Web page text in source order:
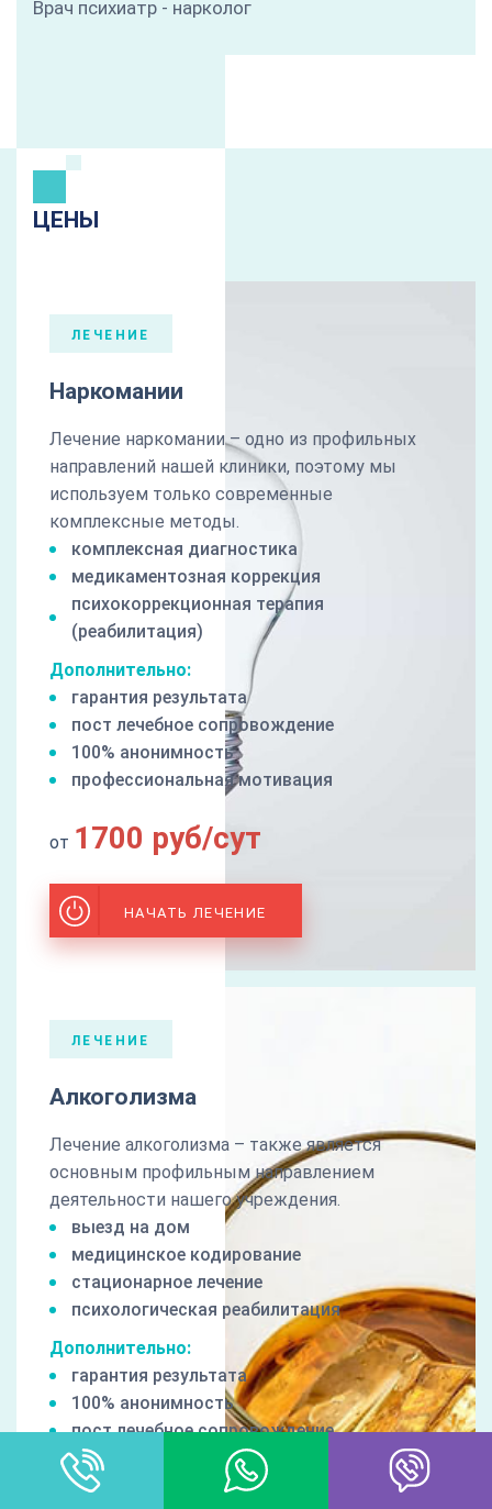
Врач психиатр - нарколог
ЦЕНЫ
ЛЕЧЕНИЕ
Наркомании
Лечение наркомании – одно из профильных
направлений нашей клиники, поэтому мы
используем только современные
комплексные методы.
комплексная диагностика
медикаментозная коррекция
психокоррекционная терапия
(реабилитация)
Дополнительно:
гарантия результата
пост лечебное сопровождение
100% анонимность
профессиональная мотивация
от 1700 руб/сут
НАЧАТЬ ЛЕЧЕНИЕ
ЛЕЧЕНИЕ
Алкоголизма
Лечение алкоголизма – также является
основным профильным направлением
деятельности нашего учреждения.
выезд на дом
медицинское кодирование
стационарное лечение
психологическая реабилитация
Дополнительно:
гарантия результата
100% анонимность
пост лечебное сопровождение
профессиональная мотивация